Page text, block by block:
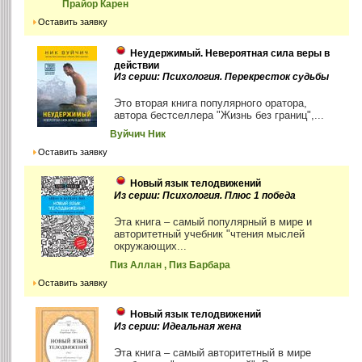
Прайор Карен
Оставить заявку
Неудержимый. Невероятная сила веры в
действии
Из серии: Психология. Перекресток судьбы
Это вторая книга популярного оратора,
автора бестселлера "Жизнь без границ",...
Вуйчич Ник
Оставить заявку
Новый язык телодвижений
Из серии: Психология. Плюс 1 победа
Эта книга – самый популярный в мире и
авторитетный учебник "чтения мыслей
окружающих...
Пиз Аллан , Пиз Барбара
Оставить заявку
Новый язык телодвижений
Из серии: Идеальная жена
Эта книга – самый авторитетный в мире